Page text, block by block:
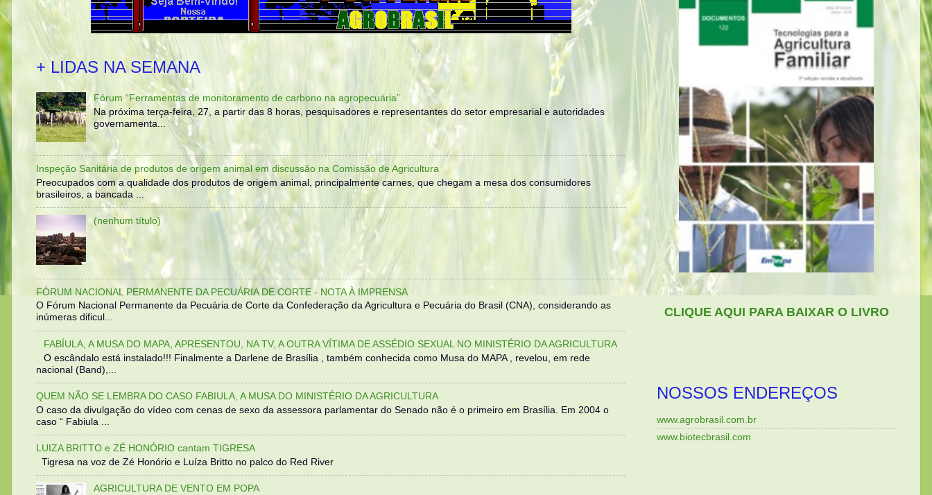
+ LIDAS NA SEMANA
Fórum “Ferramentas de monitoramento de carbono na agropecuária”
Na próxima terça-feira, 27, a partir das 8 horas, pesquisadores e representantes do setor empresarial e autoridades
governamenta...
Inspeção Sanitária de produtos de origem animal em discussão na Comissão de Agricultura
Preocupados com a qualidade dos produtos de origem animal, principalmente carnes, que chegam a mesa dos consumidores
brasileiros, a bancada ...
(nenhum título)
FÓRUM NACIONAL PERMANENTE DA PECUÁRIA DE CORTE - NOTA À IMPRENSA
O Fórum Nacional Permanente da Pecuária de Corte da Confederação da Agricultura e Pecuária do Brasil (CNA), considerando as
inúmeras dificul...
FABÍULA, A MUSA DO MAPA, APRESENTOU, NA TV, A OUTRA VÍTIMA DE ASSÉDIO SEXUAL NO MINISTÉRIO DA AGRICULTURA
O escândalo está instalado!!! Finalmente a Darlene de Brasília , também conhecida como Musa do MAPA , revelou, em rede
nacional (Band),...
QUEM NÃO SE LEMBRA DO CASO FABIULA, A MUSA DO MINISTÉRIO DA AGRICULTURA
O caso da divulgação do vídeo com cenas de sexo da assessora parlamentar do Senado não é o primeiro em Brasília. Em 2004 o
caso “ Fabiula ...
LUIZA BRITTO e ZÉ HONÓRIO cantam TIGRESA
Tigresa na voz de Zé Honório e Luíza Britto no palco do Red River
AGRICULTURA DE VENTO EM POPA
CLIQUE AQUI PARA BAIXAR O LIVRO
NOSSOS ENDEREÇOS
www.agrobrasil.com.br
www.biotecbrasil.com